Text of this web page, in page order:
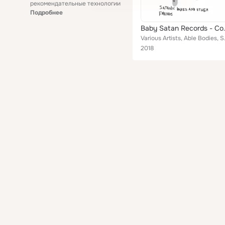
рекомендательные технологии
Подробнее
Baby
Various Artists, Able
2018